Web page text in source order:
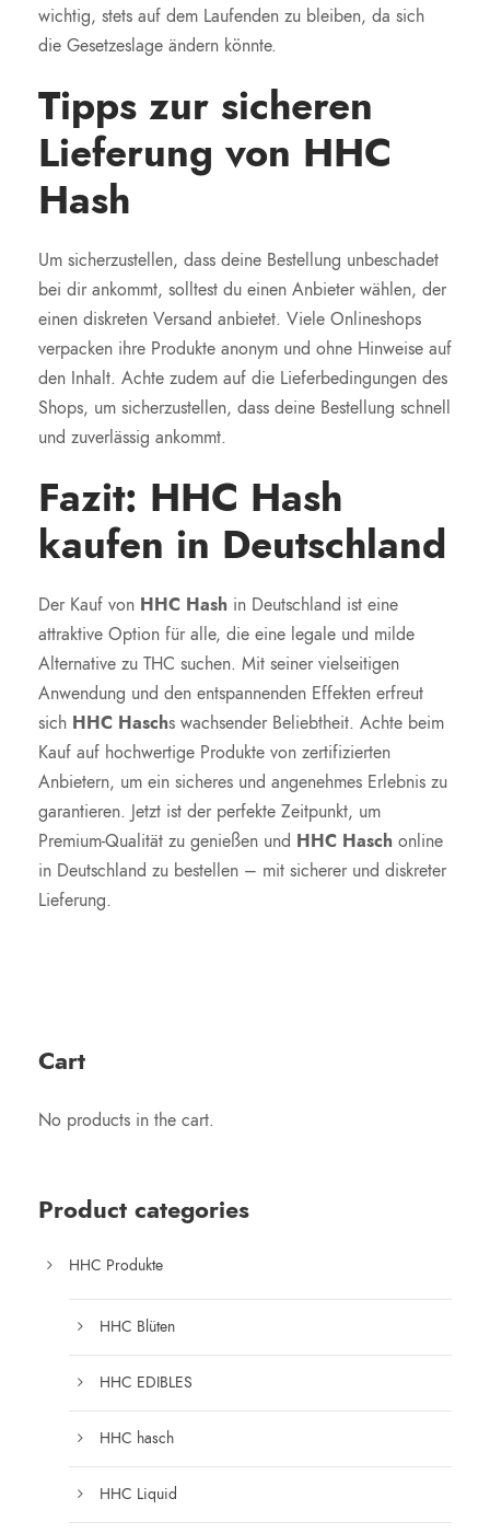
wichtig, stets auf dem Laufenden zu bleiben, da sich
die Gesetzeslage ändern könnte.
Tipps zur sicheren
Lieferung von HHC
Hash
Um sicherzustellen, dass deine Bestellung unbeschadet
bei dir ankommt, solltest du einen Anbieter wählen, der
einen diskreten Versand anbietet. Viele Onlineshops
verpacken ihre Produkte anonym und ohne Hinweise auf
den Inhalt. Achte zudem auf die Lieferbedingungen des
Shops, um sicherzustellen, dass deine Bestellung schnell
und zuverlässig ankommt.
Fazit: HHC Hash
kaufen in Deutschland
Der Kauf von HHC Hash in Deutschland ist eine
attraktive Option für alle, die eine legale und milde
Alternative zu THC suchen. Mit seiner vielseitigen
Anwendung und den entspannenden Effekten erfreut
sich HHC Haschs wachsender Beliebtheit. Achte beim
Kauf auf hochwertige Produkte von zertifizierten
Anbietern, um ein sicheres und angenehmes Erlebnis zu
garantieren. Jetzt ist der perfekte Zeitpunkt, um
Premium-Qualität zu genießen und HHC Hasch online
in Deutschland zu bestellen – mit sicherer und diskreter
Lieferung.
Cart
No products in the cart.
Product categories
HHC Produkte
HHC Blüten
HHC EDIBLES
HHC hasch
HHC Liquid